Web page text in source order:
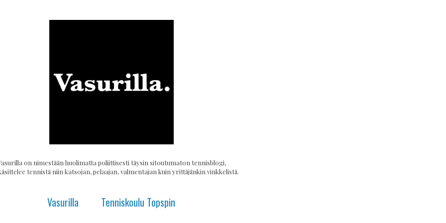
on nimestään huolimatta poliittisesti täysin sitoutumaton tennisblogi,
tennistä niin katsojan, pelaajan, valmentajan kuin yrittäjänkin vinkkelistä.
Vasurilla Tenniskoulu Topspin